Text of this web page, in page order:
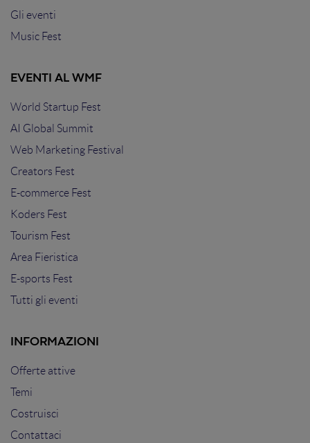
Gli eventi
Music Fest
EVENTI AL WMF
World Startup Fest
AI Global Summit
Web Marketing Festival
Creators Fest
E-commerce Fest
Koders Fest
Tourism Fest
Area Fieristica
E-sports Fest
Tutti gli eventi
INFORMAZIONI
Offerte attive
Temi
Costruisci
Contattaci